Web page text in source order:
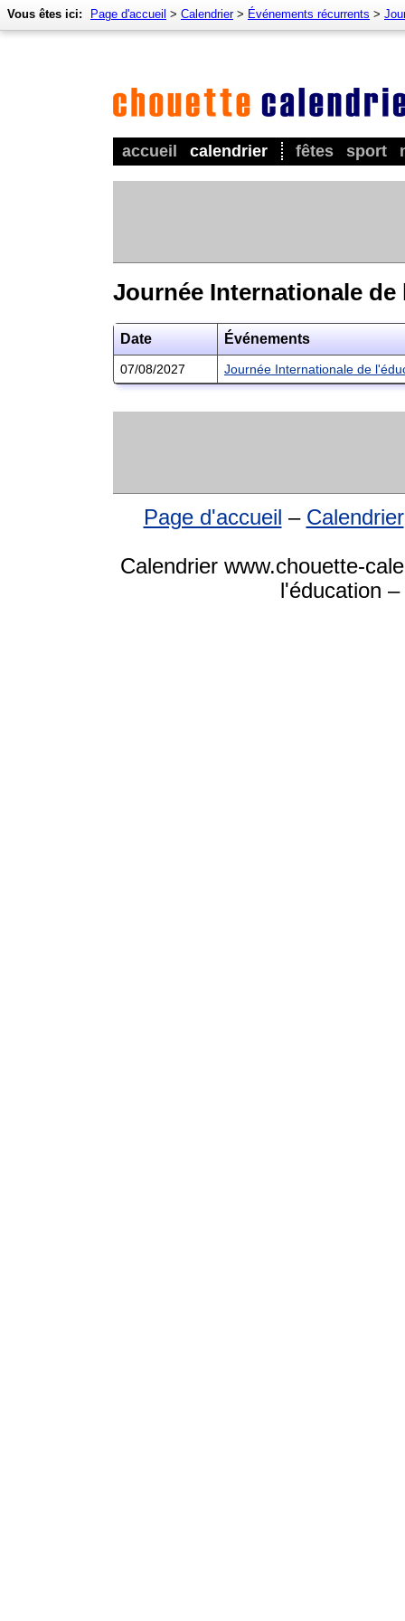
accueil calendrier fêtes sport
Vous êtes ici: Page d'accueil > Calendrier> Événements récurrents >
Journée Internationale
Date Événements
07/08/2027 Journée Internationale de
Page d'accueil – Calendrier
Calendrier www.chouette-
l'éducation